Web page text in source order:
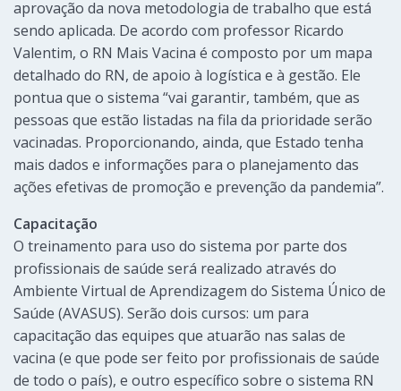
aprovação da nova metodologia de trabalho que está
sendo aplicada. De acordo com professor Ricardo
Valentim, o RN Mais Vacina é composto por um mapa
detalhado do RN, de apoio à logística e à gestão. Ele
pontua que o sistema “vai garantir, também, que as
pessoas que estão listadas na fila da prioridade serão
vacinadas. Proporcionando, ainda, que Estado tenha
mais dados e informações para o planejamento das
ações efetivas de promoção e prevenção da pandemia”.
Capacitação
O treinamento para uso do sistema por parte dos
profissionais de saúde será realizado através do
Ambiente Virtual de Aprendizagem do Sistema Único de
Saúde (AVASUS). Serão dois cursos: um para
capacitação das equipes que atuarão nas salas de
vacina (e que pode ser feito por profissionais de saúde
de todo o país), e outro específico sobre o sistema RN